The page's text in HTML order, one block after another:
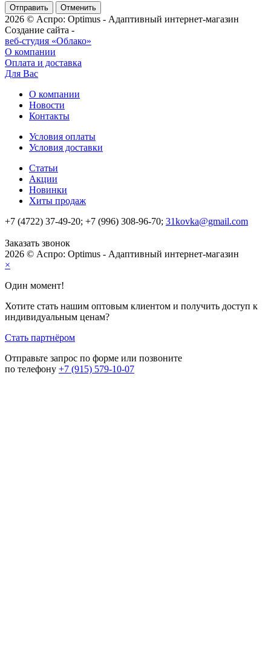
Отменить
2026 © Аспро: Optimus - Адаптивный интернет-магазин
Создание сайта -
веб-студия «Облако»
О компании
Оплата и доставка
Для Вас
О компании
Новости
Контакты
Условия оплаты
Условия доставки
Статьи
Акции
Новинки
Хиты продаж
+7 (4722) 37-49-20; +7 (996) 308-96-70; 31kovka@gmail.com
Заказать звонок
2026 © Аспро: Optimus - Адаптивный интернет-магазин
×
Один момент!
Хотите стать нашим оптовым клиентом и получить доступ к
индивидуальным ценам?
Стать партнёром
Отправьте запрос по форме или позвоните
по телефону +7 (915) 579-10-07